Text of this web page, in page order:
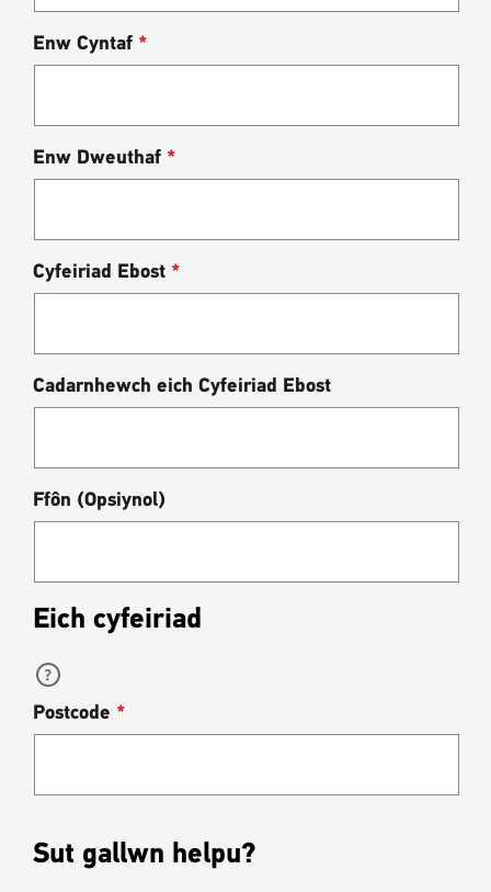
Enw Cyntaf *
Enw Dweuthaf *
Cyfeiriad Ebost *
Cadarnhewch eich Cyfeiriad Ebost
Ffôn (Opsiynol)
Eich cyfeiriad
Canfyddwch
eich
cyfeiriad
a
Teipiwch
ran
o
god
i
ddechrau
Postcode *
Sut gallwn helpu?